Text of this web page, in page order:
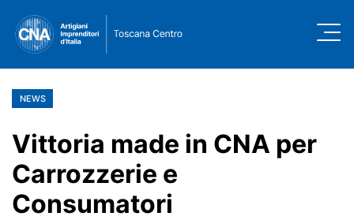
NEWS
Vittoria made in CNA per
Carrozzerie e
Consumatori